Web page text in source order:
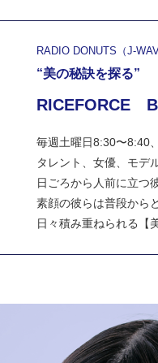
RADIO DONUTS（J-
“美の秘訣を探る”
RICEFORCE
毎週土曜日8:30〜8:40
タレント、女優、モデ
日ごろから人前に立つ
素顔の彼らは普段から
日々積み重ねられる【